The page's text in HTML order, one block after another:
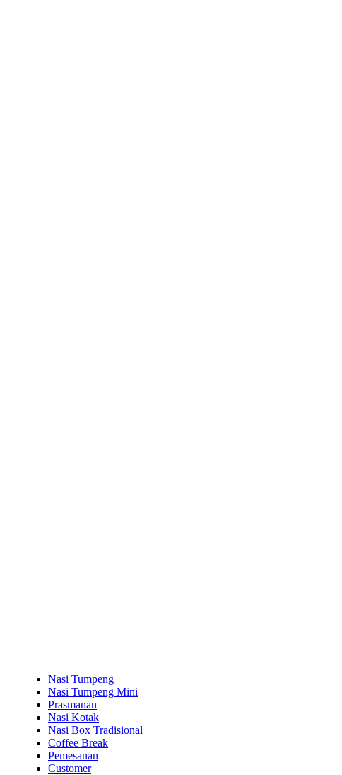
Nasi Tumpeng
Nasi Tumpeng Mini
Prasmanan
Nasi Kotak
Nasi Box Tradisional
Coffee Break
Pemesanan
Customer